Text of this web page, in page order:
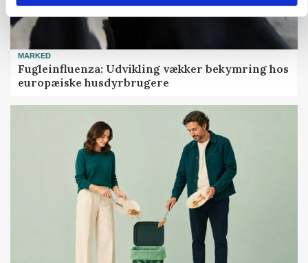
MARKED
Fugleinfluenza: Udvikling vækker bekymring hos
europæiske husdyrbrugere